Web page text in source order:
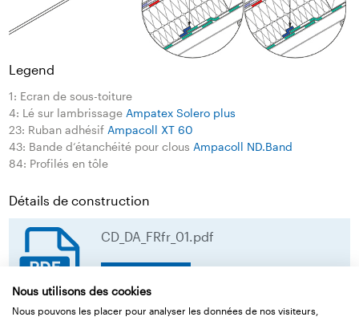
Legend
1: Ecran de sous-toiture
4: Lé sur lambrissage Ampatex Solero plus
23: Ruban adhésif Ampacoll XT 60
43: Bande d‘étanchéité pour clous Ampacoll ND.Band
84: Profilés en tôle
Détails de construction
CD_DA_FRfr_01.pdf
Nous utilisons des cookies
Nous pouvons les placer pour analyser les données de nos visiteurs,